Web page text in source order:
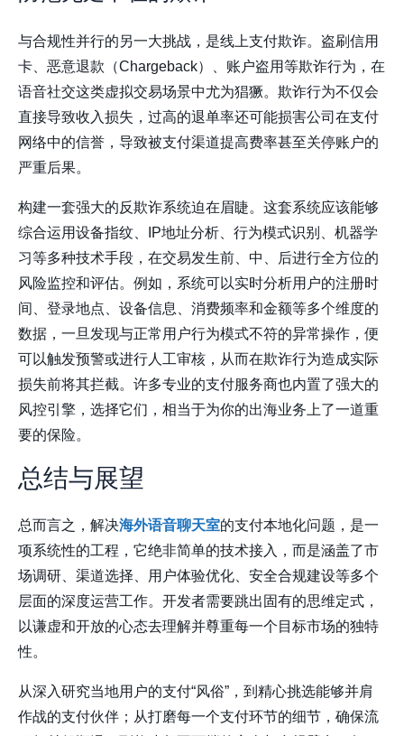
与合规性并行的另一大挑战，是线上支付欺诈。盗刷信用
卡、恶意退款（Chargeback）、账户盗用等欺诈行为，在
语音社交这类虚拟交易场景中尤为猖獗。欺诈行为不仅会
直接导致收入损失，过高的退单率还可能损害公司在支付
网络中的信誉，导致被支付渠道提高费率甚至关停账户的
严重后果。
构建一套强大的反欺诈系统迫在眉睫。这套系统应该能够
综合运用设备指纹、IP地址分析、行为模式识别、机器学
习等多种技术手段，在交易发生前、中、后进行全方位的
风险监控和评估。例如，系统可以实时分析用户的注册时
间、登录地点、设备信息、消费频率和金额等多个维度的
数据，一旦发现与正常用户行为模式不符的异常操作，便
可以触发预警或进行人工审核，从而在欺诈行为造成实际
损失前将其拦截。许多专业的支付服务商也内置了强大的
风控引擎，选择它们，相当于为你的出海业务上了一道重
要的保险。
总结与展望
总而言之，解决海外语音聊天室的支付本地化问题，是一
项系统性的工程，它绝非简单的技术接入，而是涵盖了市
场调研、渠道选择、用户体验优化、安全合规建设等多个
层面的深度运营工作。开发者需要跳出固有的思维定式，
以谦虚和开放的心态去理解并尊重每一个目标市场的独特
性。
从深入研究当地用户的支付“风俗”，到精心挑选能够并肩
作战的支付伙伴；从打磨每一个支付环节的细节，确保流